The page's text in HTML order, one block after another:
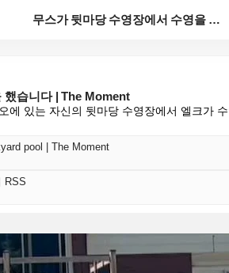
무스가 뒷마당 수영장에서 수영을 했습니다 | The M...
했습니다 | The Moment
에 있는 자신의 뒷마당 수영장에서 엘크가
pool | The Moment
RSS